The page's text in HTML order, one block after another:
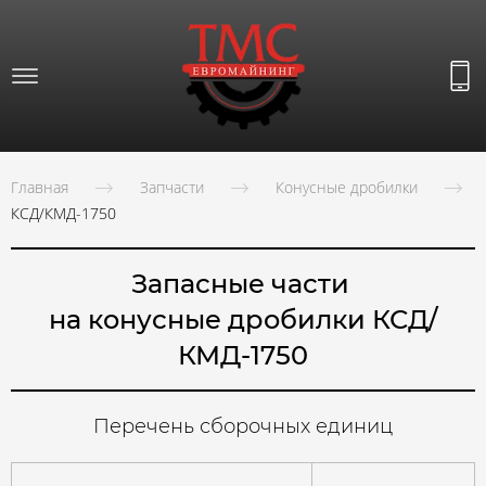
Главная Запчасти
Конусные дробилки
КСД/КМД-1750
Запасные части
на конусные дробилки КСД/
КМД-1750
Перечень сборочных единиц